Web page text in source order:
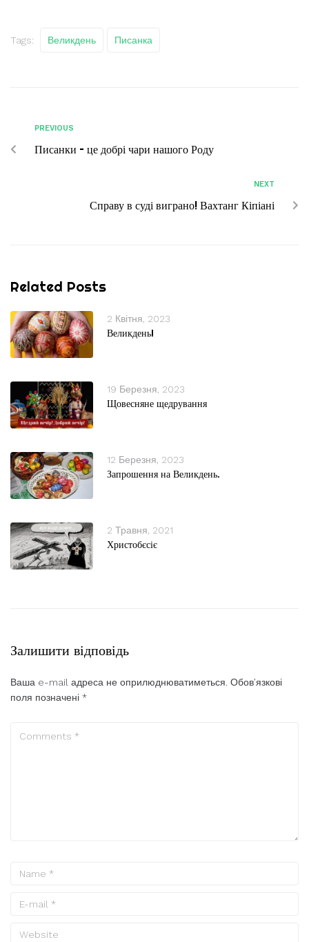
Tags: Великдень Писанка
PREVIOUS
Писанки – це добрі чари нашого Роду
NEXT
Справу в суді виграно! Вахтанг Кіпіані
Related Posts
2 Квітня, 2023
Великдень!
19 Березня, 2023
Щовесняне щедрування
12 Березня, 2023
Запрошення на Великдень.
2 Травня, 2021
Христобєсіє
Залишити відповідь
Ваша e-mail адреса не оприлюднюватиметься. Обов’язкові
поля позначені *